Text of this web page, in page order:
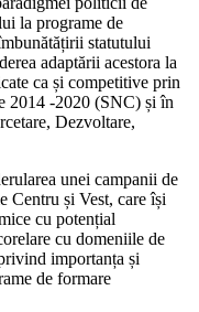
la programe de
statutului
adaptării acestora la
ca și competitive prin
2014 -2020 (SNC) și în
Dezvoltare,
unei campanii de
Centru și Vest, care își
cu potențial
cu domeniile de
importanța și
de formare